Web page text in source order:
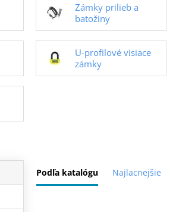
Zámky prilieb a
batožiny
U-profilové visiace
zámky
Podľa katalógu Najlacnejšie